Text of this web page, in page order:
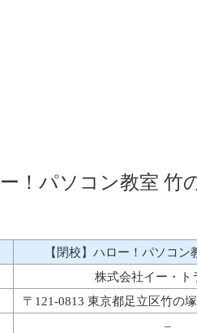
ー！パソコン教室 竹
【閉校】ハロー！パソコン
株式会社イー・ト
〒121-0813 東京都足立区竹の
–